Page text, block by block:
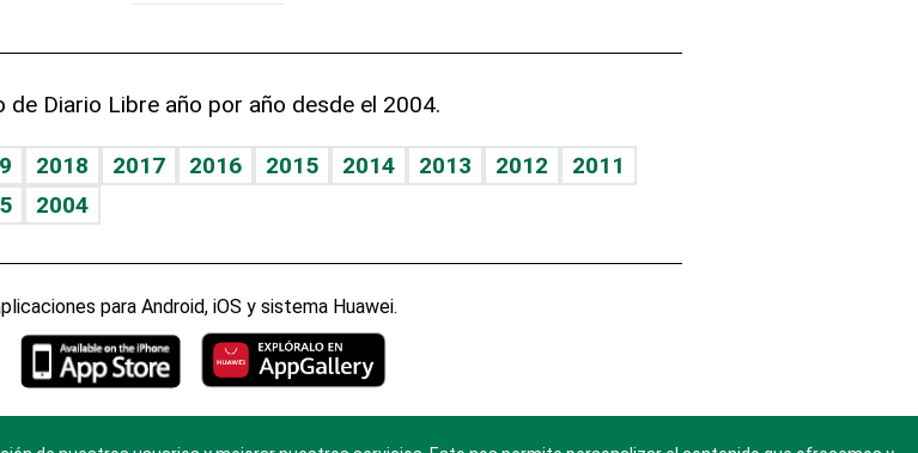
de Diario Libre año por año desde el 2004.
2018 2017 2016 2015 2014 2013 2012
2011
2004
para Android, iOS y sistema Huawei.